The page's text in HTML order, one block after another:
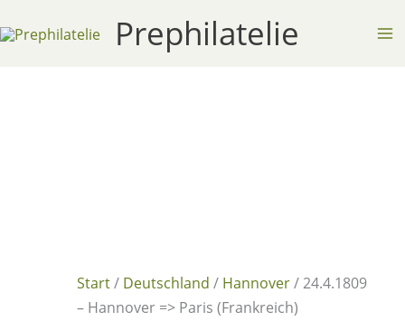
Inhalt
Prephilatelie
Start/ Deutschland / Hannover/ 24.4.1809
– Hannover => Paris (Frankreich)